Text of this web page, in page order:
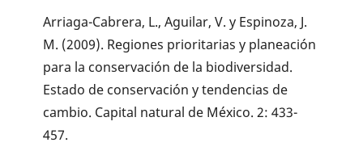
Arriaga-Cabrera, L., Aguilar, V. y Espinoza, J.
M. (2009). Regiones prioritarias y planeación
para la conservación de la biodiversidad.
Estado de conservación y tendencias de
cambio. Capital natural de México. 2: 433-
457.